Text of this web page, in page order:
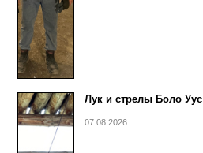
Лук и стрелы Боло Уус
07.08.2026